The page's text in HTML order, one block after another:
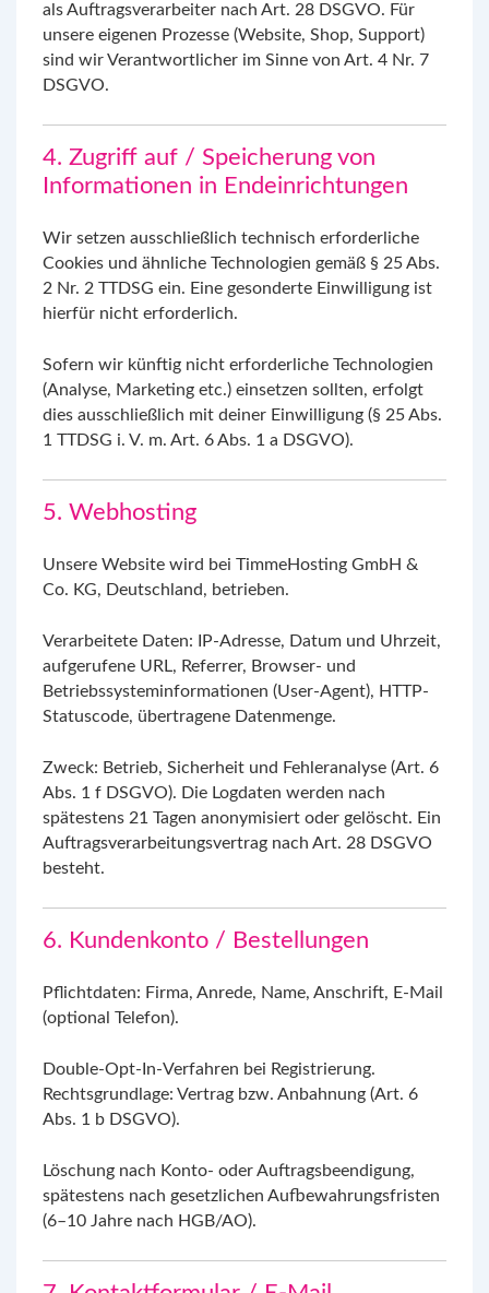
als Auftragsverarbeiter nach Art. 28 DSGVO. Für
unsere eigenen Prozesse (Website, Shop, Support)
sind wir Verantwortlicher im Sinne von Art. 4 Nr. 7
DSGVO.
4. Zugriff auf / Speicherung von
Informationen in Endeinrichtungen
Wir setzen ausschließlich technisch erforderliche
Cookies und ähnliche Technologien gemäß § 25 Abs.
2 Nr. 2 TTDSG ein. Eine gesonderte Einwilligung ist
hierfür nicht erforderlich.
Sofern wir künftig nicht erforderliche Technologien
(Analyse, Marketing etc.) einsetzen sollten, erfolgt
dies ausschließlich mit deiner Einwilligung (§ 25 Abs.
1 TTDSG i. V. m. Art. 6 Abs. 1 a DSGVO).
5. Webhosting
Unsere Website wird bei TimmeHosting GmbH &
Co. KG, Deutschland, betrieben.
Verarbeitete Daten: IP-Adresse, Datum und Uhrzeit,
aufgerufene URL, Referrer, Browser- und
Betriebssysteminformationen (User-Agent), HTTP-
Statuscode, übertragene Datenmenge.
Zweck: Betrieb, Sicherheit und Fehleranalyse (Art. 6
Abs. 1 f DSGVO). Die Logdaten werden nach
spätestens 21 Tagen anonymisiert oder gelöscht. Ein
Auftragsverarbeitungsvertrag nach Art. 28 DSGVO
besteht.
6. Kundenkonto / Bestellungen
Pflichtdaten: Firma, Anrede, Name, Anschrift, E-Mail
(optional Telefon).
Double-Opt-In-Verfahren bei Registrierung.
Rechtsgrundlage: Vertrag bzw. Anbahnung (Art. 6
Abs. 1 b DSGVO).
Löschung nach Konto- oder Auftragsbeendigung,
spätestens nach gesetzlichen Aufbewahrungsfristen
(6–10 Jahre nach HGB/AO).